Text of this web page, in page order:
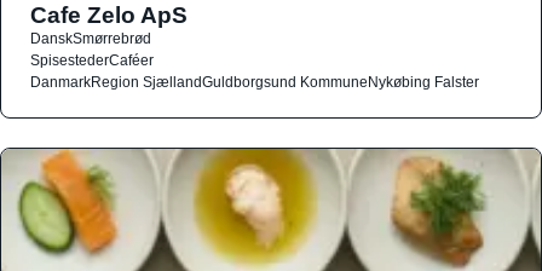
Cafe Zelo ApS
DanskSmørrebrød
SpisestederCaféer
DanmarkRegion SjællandGuldborgsund KommuneNykøbing Falster